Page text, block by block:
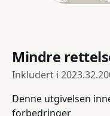
Mindre
Inkludert i
Denne utgivelsen
forbedringer